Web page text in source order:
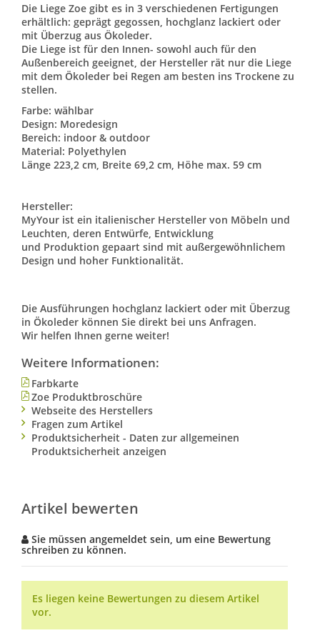
Die Liege Zoe gibt es in 3 verschiedenen Fertigungen
erhältlich: geprägt gegossen, hochglanz lackiert oder
mit Überzug aus Ökoleder.
Die Liege ist für den Innen- sowohl auch für den
Außenbereich geeignet, der Hersteller rät nur die Liege
mit dem Ökoleder bei Regen am besten ins Trockene zu
stellen.
Farbe: wählbar
Design: Moredesign
Bereich: indoor & outdoor
Material: Polyethylen
Länge 223,2 cm, Breite 69,2 cm, Höhe max. 59 cm
Hersteller:
MyYour ist ein italienischer Hersteller von Möbeln und
Leuchten, deren Entwürfe, Entwicklung
und Produktion gepaart sind mit außergewöhnlichem
Design und hoher Funktionalität.
Die Ausführungen hochglanz lackiert oder mit Überzug
in Ökoleder können Sie direkt bei uns Anfragen.
Wir helfen Ihnen gerne weiter!
Weitere Informationen:
Farbkarte
Zoe Produktbroschüre
Webseite des Herstellers
Fragen zum Artikel
Produktsicherheit - Daten zur allgemeinen
Produktsicherheit anzeigen
Artikel bewerten
Sie müssen angemeldet sein, um eine Bewertung
schreiben zu können.
Es liegen keine Bewertungen zu diesem Artikel
vor.